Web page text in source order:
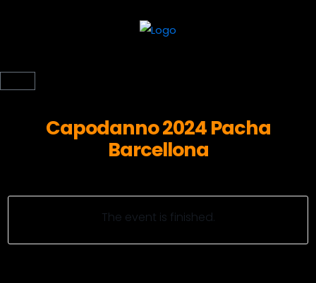
Capodanno 2024 Pacha
Barcellona
The event is finished.